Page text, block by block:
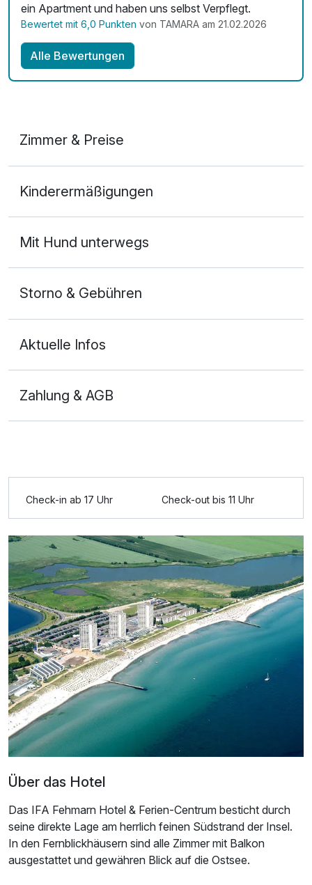
ein Apartment und haben uns selbst Verpflegt.
Bewertet mit 6,0 Punkten von TAMARA am 21.02.2026
Alle Bewertungen
Zimmer & Preise
2 Erwachsene und 2 Kinder
Appartement Nebenhaus
2 Erwachsene und 1 Kind
Ausstattung
Für 3 Tage p.P. ab
Kinderermäßigungen
Mit Hund unterwegs
Storno & Gebühren
Aktuelle Infos
Zahlung & AGB
Check-in ab 17 Uhr Check-out bis 11 Uhr
Über das Hotel
Das IFA Fehmarn Hotel & Ferien-Centrum besticht durch
seine direkte Lage am herrlich feinen Südstrand der Insel.
In den Fernblickhäusern sind alle Zimmer mit Balkon
ausgestattet und gewähren Blick auf die Ostsee.